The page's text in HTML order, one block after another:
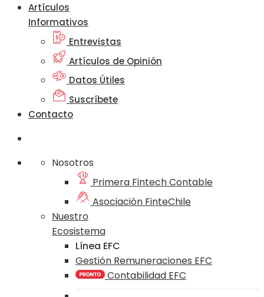
Artículos
Informativos
Entrevistas
Artículos de Opinión
Datos Útiles
Suscríbete
Contacto
Nosotros
Primera Fintech Contable
Asociación FinteChile
Nuestro
Ecosistema
Línea EFC
Gestión Remuneraciones EFC
Contabilidad EFC